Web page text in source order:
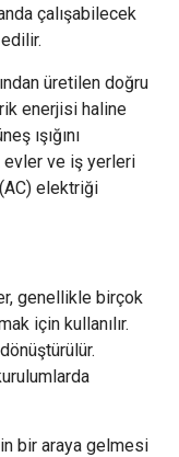
çalışabilecek
üretilen doğru
enerjisi haline
ışığını
evler ve iş yerleri
elektriği
genellikle birçok
için kullanılır.
bir araya gelmesi